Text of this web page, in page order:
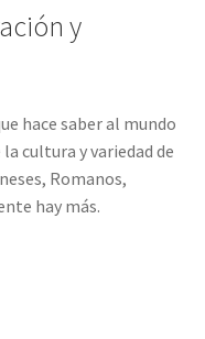
y
hace saber al mundo
cultura y variedad de
Romanos,
hay más.